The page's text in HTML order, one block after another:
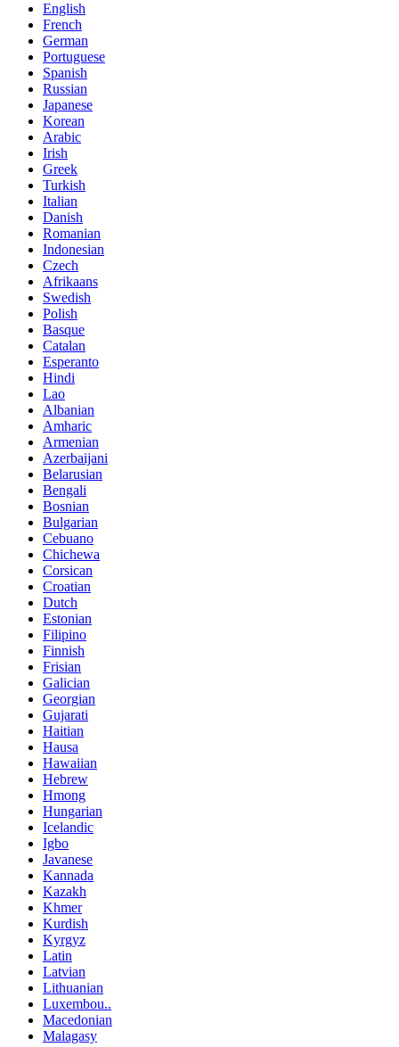
English
French
German
Portuguese
Spanish
Russian
Japanese
Korean
Arabic
Irish
Greek
Turkish
Italian
Danish
Romanian
Indonesian
Czech
Afrikaans
Swedish
Polish
Basque
Catalan
Esperanto
Hindi
Lao
Albanian
Amharic
Armenian
Azerbaijani
Belarusian
Bengali
Bosnian
Bulgarian
Cebuano
Chichewa
Corsican
Croatian
Dutch
Estonian
Filipino
Finnish
Frisian
Galician
Georgian
Gujarati
Haitian
Hausa
Hawaiian
Hebrew
Hmong
Hungarian
Icelandic
Igbo
Javanese
Kannada
Kazakh
Khmer
Kurdish
Kyrgyz
Latin
Latvian
Lithuanian
Luxembou..
Macedonian
Malagasy